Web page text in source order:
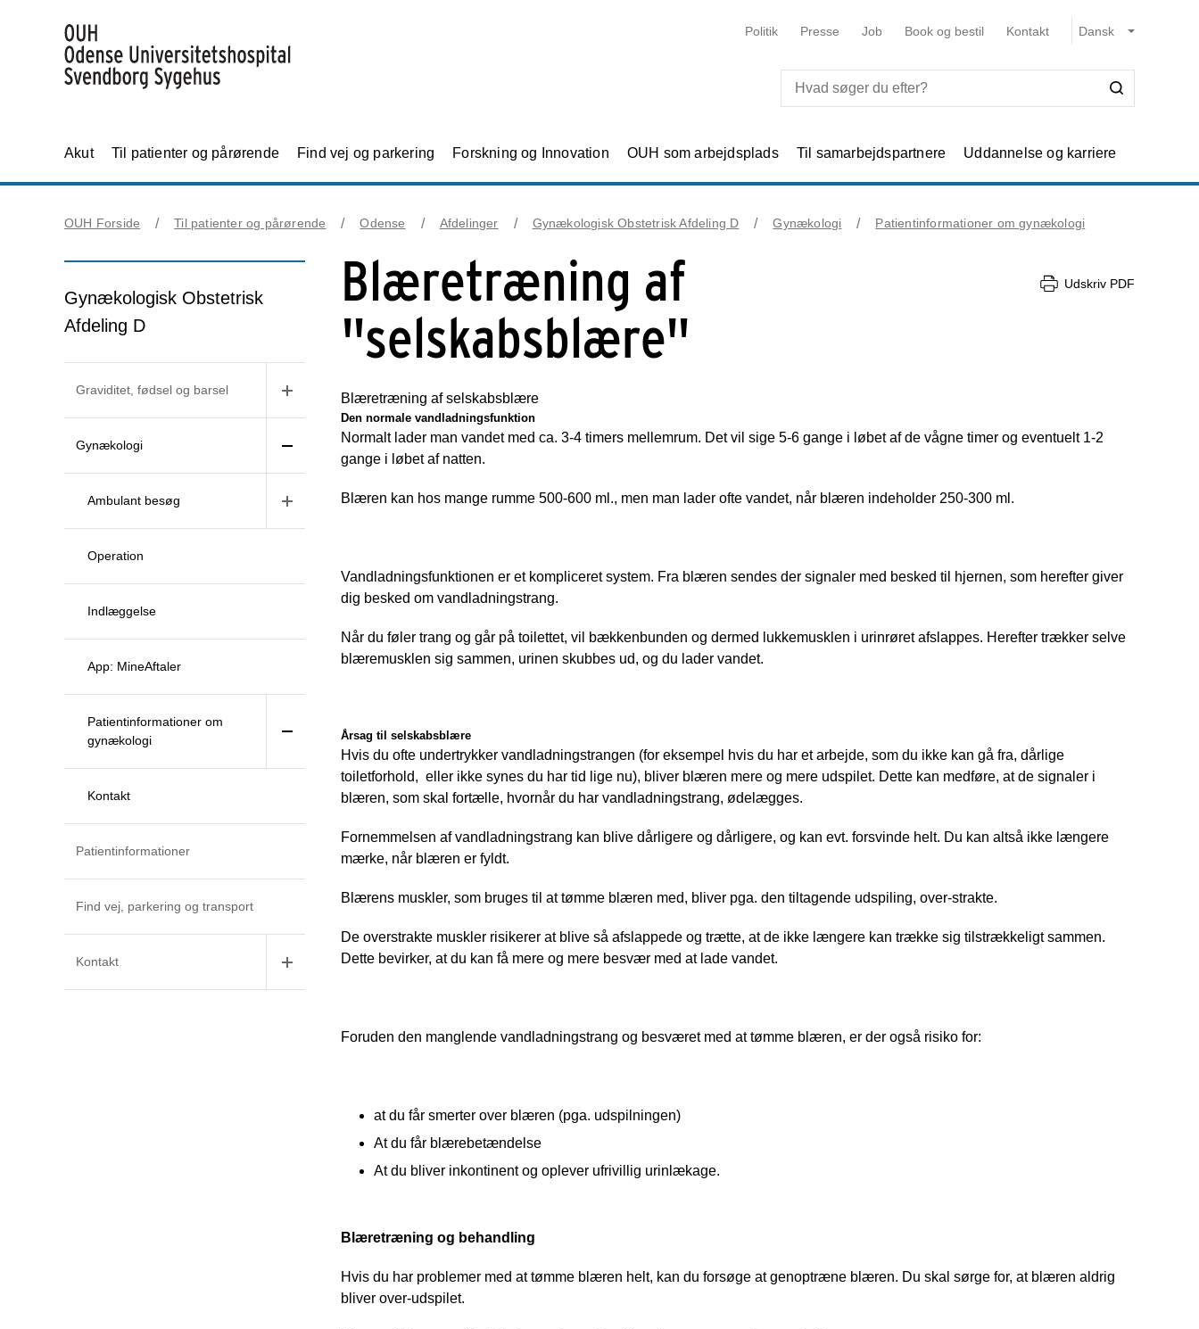
Politik Presse Job Book og bestil Kontakt
Akut Til patienter og pårørende Find vej og parkering Forskning og Innovation OUH som arbejdsplads Til samarbejdspartnere Uddannelse og karriere
OUH Forside Til patienter og pårørende Odense Afdelinger Gynækologisk Obstetrisk Afdeling D Gynækologi Patientinformationer om gynækologi
Gynækologisk Obstetrisk
Afdeling D
Graviditet, fødsel og barsel
Gynækologi
Ambulant besøg
Operation
Indlæggelse
App: MineAftaler
Patientinformationer om
gynækologi
Kontakt
Patientinformationer
Find vej, parkering og transport
Kontakt
Blæretræning af
"selskabsblære"
Udskriv PDF
Blæretræning af selskabsblære
Den normale vandladningsfunktion
Normalt lader man vandet med ca. 3-4 timers mellemrum. Det vil sige 5-6 gange i løbet af de vågne timer og eventuelt 1-2
gange i løbet af natten.
Blæren kan hos mange rumme 500-600 ml., men man lader ofte vandet, når blæren indeholder 250-300 ml.
Vandladningsfunktionen er et kompliceret system. Fra blæren sendes der signaler med besked til hjernen, som herefter giver
dig besked om vandladningstrang.
Når du føler trang og går på toilettet, vil bækkenbunden og dermed lukkemusklen i urinrøret afslappes. Herefter trækker selve
blæremusklen sig sammen, urinen skubbes ud, og du lader vandet.
Årsag til selskabsblære
Hvis du ofte undertrykker vandladningstrangen (for eksempel hvis du har et arbejde, som du ikke kan gå fra, dårlige
toiletforhold,  eller ikke synes du har tid lige nu), bliver blæren mere og mere udspilet. Dette kan medføre, at de signaler i
blæren, som skal fortælle, hvornår du har vandladningstrang, ødelægges.
Fornemmelsen af vandladningstrang kan blive dårligere og dårligere, og kan evt. forsvinde helt. Du kan altså ikke længere
mærke, når blæren er fyldt.
Blærens muskler, som bruges til at tømme blæren med, bliver pga. den tiltagende udspiling, over-strakte.
De overstrakte muskler risikerer at blive så afslappede og trætte, at de ikke længere kan trække sig tilstrækkeligt sammen.
Dette bevirker, at du kan få mere og mere besvær med at lade vandet.
Foruden den manglende vandladningstrang og besværet med at tømme blæren, er der også risiko for:
at du får smerter over blæren (pga. udspilningen)
At du får blærebetændelse
At du bliver inkontinent og oplever ufrivillig urinlækage.
Blæretræning og behandling
Hvis du har problemer med at tømme blæren helt, kan du forsøge at genoptræne blæren. Du skal sørge for, at blæren aldrig
bliver over-udspilet.